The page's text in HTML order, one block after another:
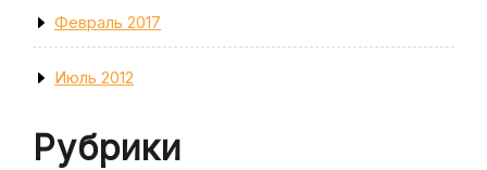
Февраль 2017
Июль 2012
Рубрики